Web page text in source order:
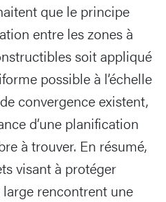
que le principe
entre les zones à
soit appliqué
possible à l’échelle
convergence existent,
d’une planification
à trouver. En résumé,
visant à protéger
large rencontrent une